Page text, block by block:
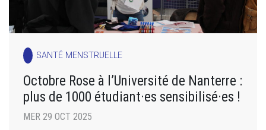
SANTÉ MENSTRUELLE
Octobre Rose à l’Université de Nanterre :
plus de 1000 étudiant·es sensibilisé·es !
MER 29 OCT 2025